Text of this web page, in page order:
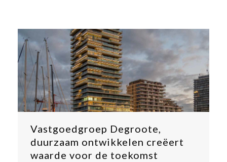
Vastgoedgroep Degroote,
duurzaam ontwikkelen creëert
waarde voor de toekomst